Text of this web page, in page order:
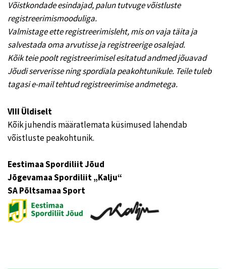
Võistkondade esindajad, palun tutvuge võistluste
registreerimismooduliga.
Valmistage ette registreerimisleht, mis on vaja täita ja
salvestada oma arvutisse ja registreerige osalejad.
Kõik teie poolt registreerimisel esitatud andmed jõuavad
Jõudi serverisse ning spordiala peakohtunikule. Teile tuleb
tagasi e-mail tehtud registreerimise andmetega.
VIII Üldiselt
Kõik juhendis määratlemata küsimused lahendab
võistluste peakohtunik.
Eestimaa Spordiliit Jõud
Jõgevamaa Spordiliit „Kalju“
SA Põltsamaa Sport